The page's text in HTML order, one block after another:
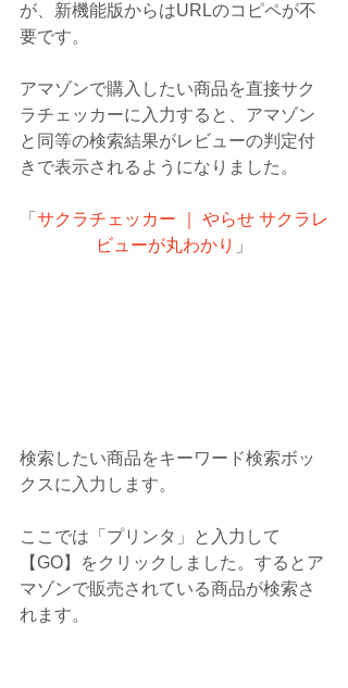
が、新機能版からはURLのコピペが不
要です。
アマゾンで購入したい商品を直接サク
ラチェッカーに入力すると、アマゾン
と同等の検索結果がレビューの判定付
きで表示されるようになりました。
「 サクラチェッカー ｜ やらせ サクラレ
ビューが丸わかり 」
検索したい商品をキーワード検索ボッ
クスに入力します。
ここでは「プリンタ」と入力して
【GO】をクリックしました。するとア
マゾンで販売されている商品が検索さ
れます。